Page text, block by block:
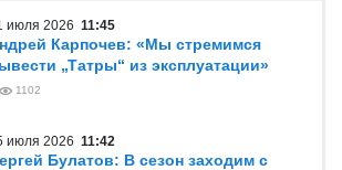
июля 2026 11:45
Карпочев: «Мы стремимся
„Татры“ из эксплуатации»
1102
июля 2026 11:42
Булатов: В сезон заходим с